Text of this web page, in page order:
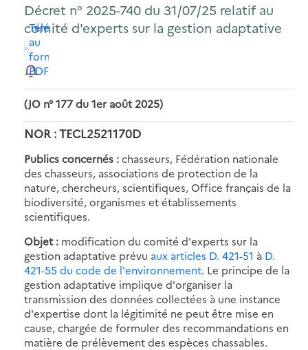
Décret n° 2025-740 du 31/07/25 relatif au
comité d'experts sur la gestion adaptative
Télécharger
au
format
PDF
(JO n° 177 du 1er août 2025)
NOR : TECL2521170D
Publics concernés :chasseurs, Fédération nationale
des chasseurs, associations de protection de la
nature, chercheurs, scientifiques, Office français de la
biodiversité, organismes et établissements
scientifiques.
Objet : modification du comité d'experts sur la
gestion adaptative prévu aux articles D. 421-51 à D.
421-55 du code de l'environnement. Le principe de la
gestion adaptative implique d'organiser la
transmission des données collectées à une instance
d'expertise dont la légitimité ne peut être mise en
cause, chargée de formuler des recommandations en
matière de prélèvement des espèces chassables.